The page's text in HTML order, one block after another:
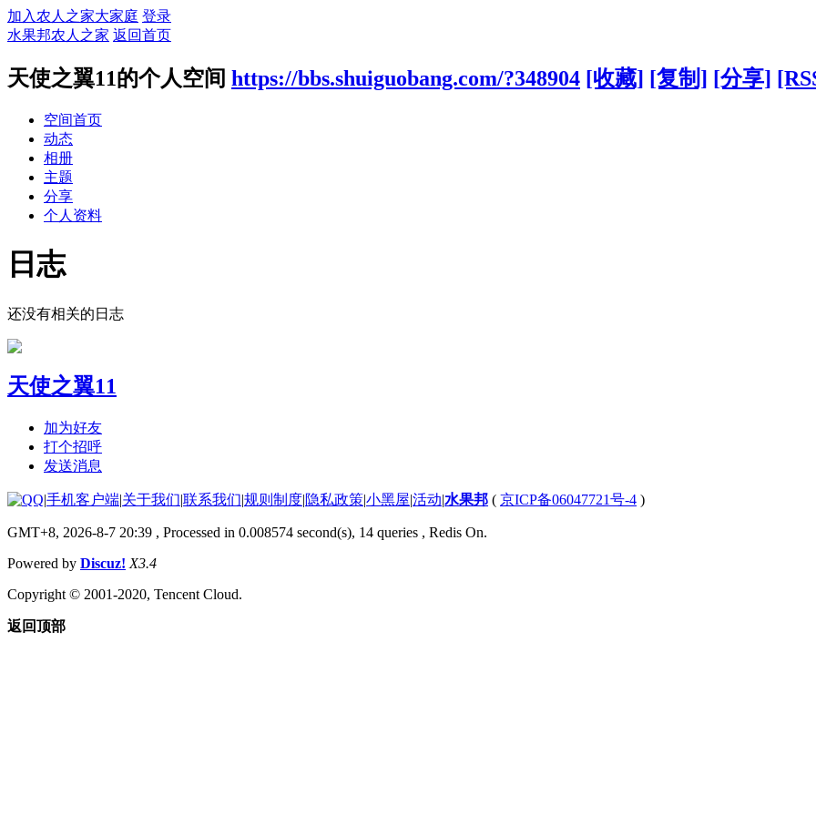
加入农人之家大家庭 登录
水果邦农人之家 返回首页
天使之翼11的个人空间 https://bbs.shuiguobang.com/?348904 [收藏] [复制] [分享]
空间首页
动态
相册
主题
分享
个人资料
日志
还没有相关的日志
天使之翼11
加为好友
打个招呼
发送消息
|手机客户端|关于我们|联系我们|规则制度|隐私政策|小黑屋|活动|水果邦 ( 京ICP备06047721号-4 )
GMT+8, 2026-8-7 20:39 , Processed in 0.008574 second(s), 14 queries , Redis On.
Powered by Discuz! X3.4
Copyright © 2001-2020, Tencent Cloud.
返回顶部